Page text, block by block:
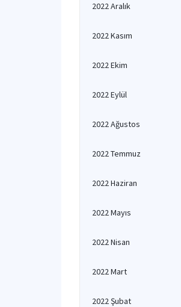
2022 Aralık
2022 Kasım
2022 Ekim
2022 Eylül
2022 Ağustos
2022 Temmuz
2022 Haziran
2022 Mayıs
2022 Nisan
2022 Mart
2022 Şubat